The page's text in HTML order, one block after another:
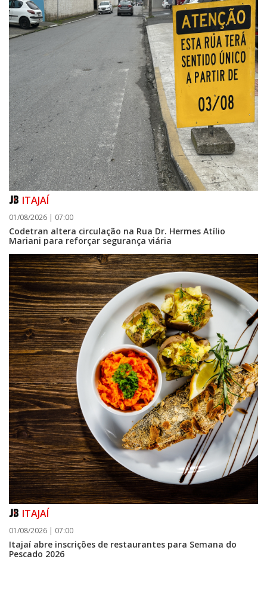
ITAJAÍ
01/08/2026 | 07:00
Codetran altera circulação na Rua Dr. Hermes Atílio
Mariani para reforçar segurança viária
ITAJAÍ
01/08/2026 | 07:00
Itajaí abre inscrições de restaurantes para Semana do
Pescado 2026